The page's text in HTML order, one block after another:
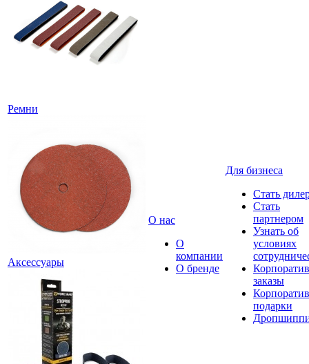
Ремни
Аксессуары
О нас
О
компании
О бренде
Для бизнеса
Стать
Стать
партнером
Узнать об
условиях
заказы
подарки